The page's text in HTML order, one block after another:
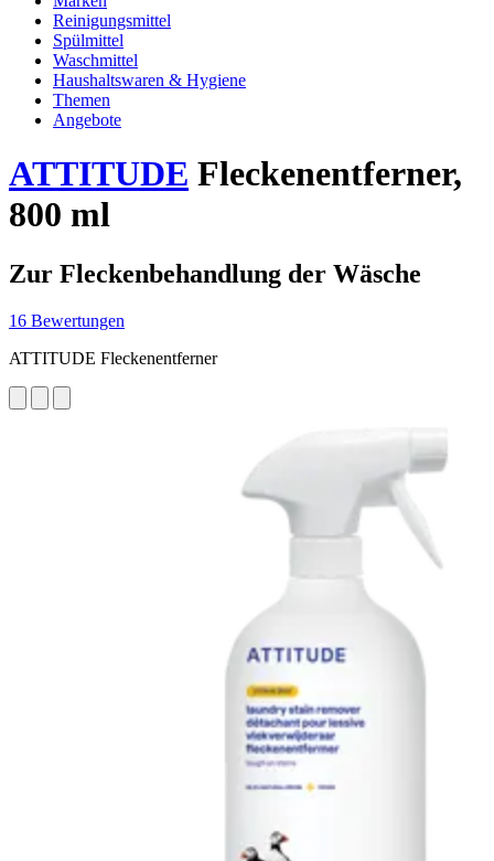
Reinigungsmittel
Spülmittel
Waschmittel
Haushaltswaren & Hygiene
Themen
Angebote
ATTITUDE Fleckenentferner,
800 ml
Zur Fleckenbehandlung der Wäsche
16 Bewertungen
ATTITUDE Fleckenentferner